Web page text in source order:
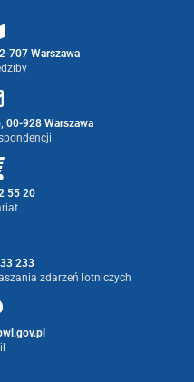
707 Warszawa
00-928 Warszawa
55 20
233
zdarzeń lotniczych